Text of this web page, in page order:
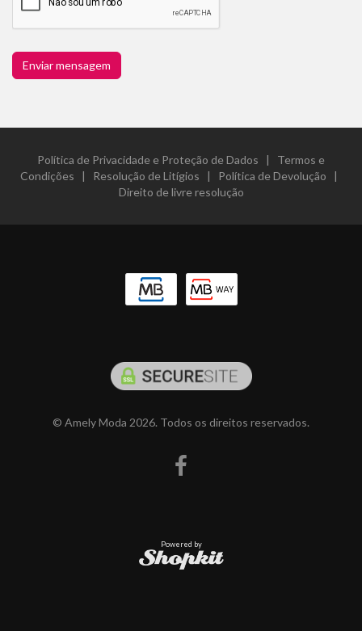
Enviar mensagem
Política de Privacidade e Proteção de Dados | Termos e
Condições | Resolução de Litígios | Política de Devolução |
Direito de livre resolução
© Amely Moda 2026. Todos os direitos reservados.
Powered by